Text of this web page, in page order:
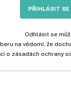
PŘIHLÁSIT SE
Odhlásit se
na vědomí, že
o zásadách ochrany